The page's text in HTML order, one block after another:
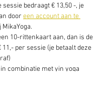
sessie bedraagt € 13,50 -, je
door een account aan te
MikaYoga.
10-rittenkaart aan, dan is de
11,- per sessie (je betaalt deze
combinatie met yin yoga